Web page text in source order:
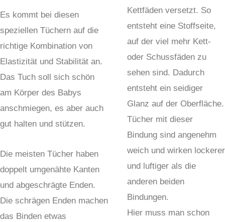
Es kommt bei diesen
speziellen Tüchern auf die
richtige Kombination von
Elastizität und Stabilität an.
Das Tuch soll sich schön
am Körper des Babys
anschmiegen, es aber auch
gut halten und stützen.
Die meisten Tücher haben
doppelt umgenähte Kanten
und abgeschrägte Enden.
Die schrägen Enden machen
das Binden etwas
Kettfäden versetzt. So
entsteht eine Stoffseite,
auf der viel mehr Kett-
oder Schussfäden zu
sehen sind. Dadurch
entsteht ein seidiger
Glanz auf der Oberfläche.
Tücher mit dieser
Bindung sind angenehm
weich und wirken lockerer
und luftiger als die
anderen beiden
Bindungen.
Hier muss man schon